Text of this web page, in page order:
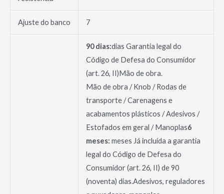
Ajuste do banco 7
90 dias:dias Garantia legal do
Código de Defesa do Consumidor
(art. 26, II)Mão de obra.
Mão de obra / Knob / Rodas de
transporte / Carenagens e
acabamentos plásticos / Adesivos /
Estofados em geral / Manoplas6
meses: meses Já incluída a garantia
legal do Código de Defesa do
Consumidor (art. 26, II) de 90
(noventa) dias.Adesivos, reguladores